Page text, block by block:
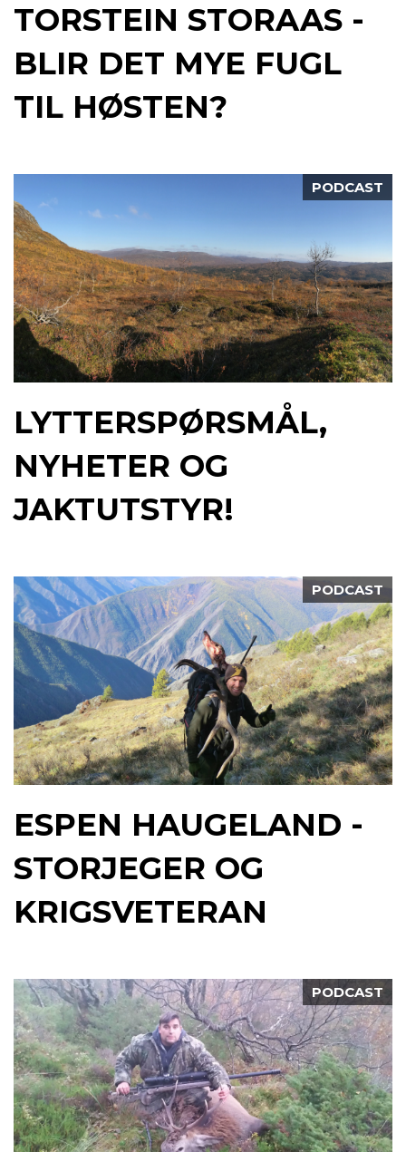
TORSTEIN STORAAS -
BLIR DET MYE FUGL
TIL HØSTEN?
PODCAST
LYTTERSPØRSMÅL,
NYHETER OG
JAKTUTSTYR!
PODCAST
ESPEN HAUGELAND -
STORJEGER OG
KRIGSVETERAN
PODCAST